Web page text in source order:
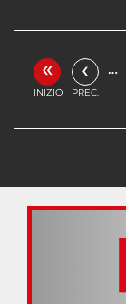
«
INIZIO
‹
PREC.
…